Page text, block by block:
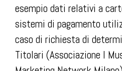
esempio dati relativi a
sistemi di pagamento
caso di richiesta di
Titolari (Associazione I